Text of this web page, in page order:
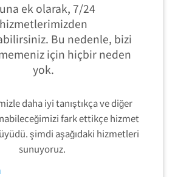
ek olarak, 7/24
hizmetlerimizden
Bu nedenle, bizi
için hiçbir neden
yok.
daha iyi tanıştıkça ve diğer
fark ettikçe hizmet
şimdi aşağıdaki hizmetleri
sunuyoruz.